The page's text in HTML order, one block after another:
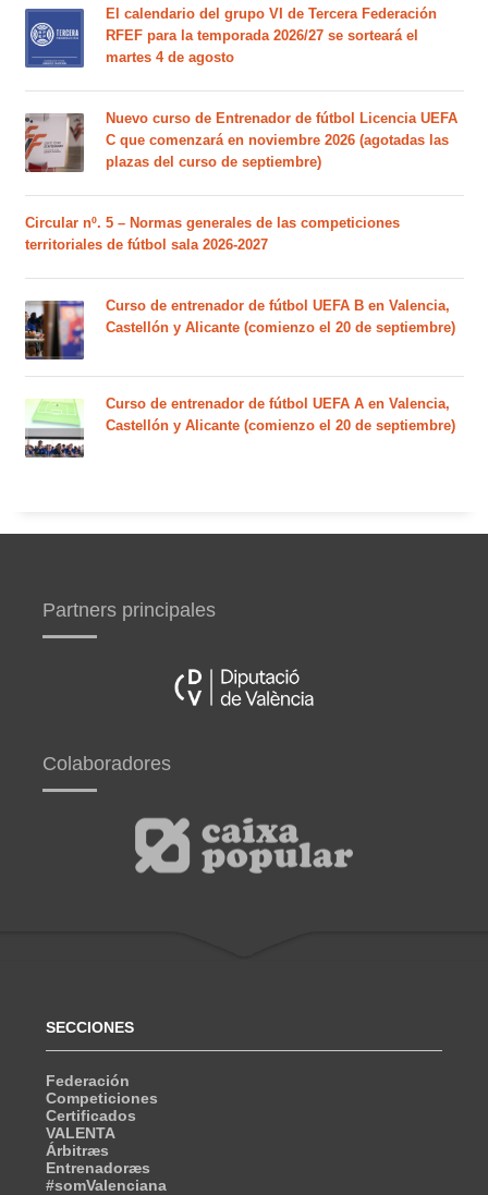
El calendario del grupo VI de Tercera Federación
RFEF para la temporada 2026/27 se sorteará el
martes 4 de agosto
Nuevo curso de Entrenador de fútbol Licencia UEFA
C que comenzará en noviembre 2026 (agotadas las
plazas del curso de septiembre)
Circular nº. 5 – Normas generales de las competiciones
territoriales de fútbol sala 2026-2027
Curso de entrenador de fútbol UEFA B en Valencia,
Castellón y Alicante (comienzo el 20 de septiembre)
Curso de entrenador de fútbol UEFA A en Valencia,
Castellón y Alicante (comienzo el 20 de septiembre)
Partners principales
Colaboradores
SECCIONES
Federación
Competiciones
Certificados
VALENTA
Árbitræs
Entrenadoræs
#somValenciana